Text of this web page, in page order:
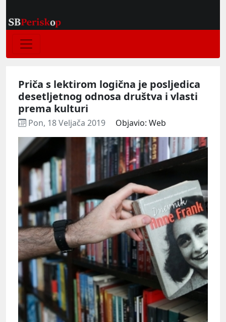
Priča s lektirom logična je posljedica
desetljetnog odnosa društva i vlasti
prema kulturi
Pon, 18 Veljača 2019 Objavio: Web